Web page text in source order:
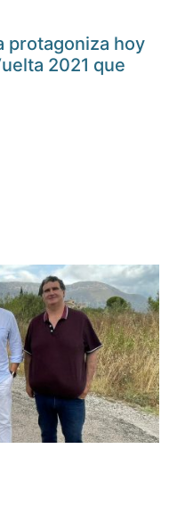
protagoniza hoy
2021 que